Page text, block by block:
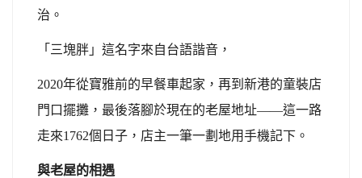
治。
「三塊胖」這名字來自台語諧音，
2020年從寶雅前的早餐車起家，再到新港的童裝店
門口擺攤，最後落腳於現在的老屋地址——這一路
走來1762個日子，店主一筆一劃地用手機記下。
與老屋的相遇